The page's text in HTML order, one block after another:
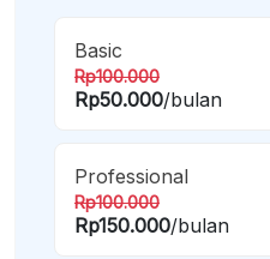
Basic
Rp100.000
Rp50.000/bulan
Professional
Rp100.000
Rp150.000/bulan